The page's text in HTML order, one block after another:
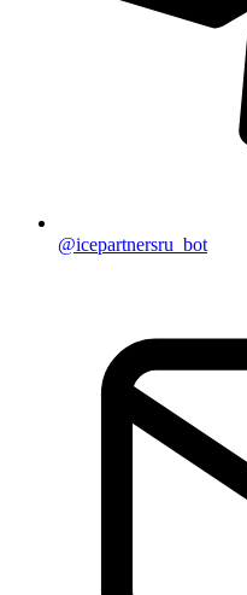
@icepartnersru_bot